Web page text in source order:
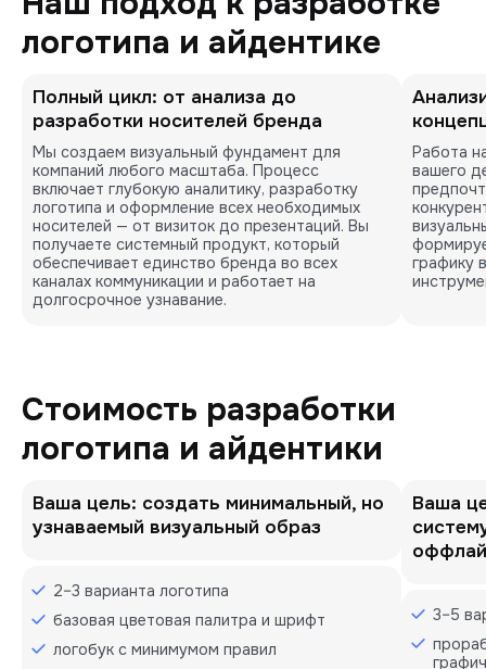
логотипа и айдентике
Полный цикл: от анализа до
разработки носителей бренда
Мы создаем визуальный фундамент для
компаний любого масштаба. Процесс
включает глубокую аналитику, разработку
логотипа и оформление всех необходимых
носителей — от визиток до презентаций. Вы
получаете системный продукт, который
обеспечивает единство бренда во всех
каналах коммуникации и работает на
долгосрочное узнавание.
Работа
вашего
графику
Стоимость разработки
логотипа и айдентики
Ваша цель: создать минимальный, но
узнаваемый визуальный образ
2–3 варианта логотипа
базовая цветовая палитра и шрифт
логобук с минимумом правил
Ваша
3–5